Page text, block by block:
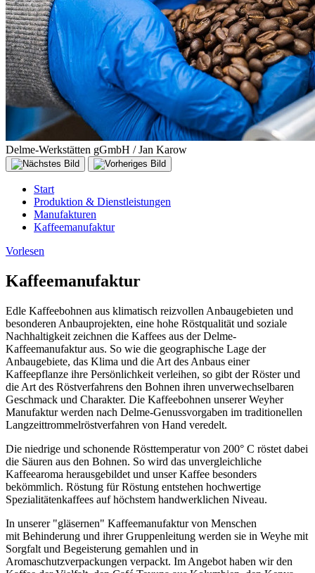
Delme-Werkstätten gGmbH / Jan Karow
Start
Produktion & Dienstleistungen
Manufakturen
Kaffeemanufaktur
Vorlesen
Kaffeemanufaktur
Edle Kaffeebohnen aus klimatisch reizvollen Anbaugebieten und
besonderen Anbauprojekten, eine hohe Röstqualität und soziale
Nachhaltigkeit zeichnen die Kaffees aus der Delme-
Kaffeemanufaktur aus. So wie die geographische Lage der
Anbaugebiete, das Klima und die Art des Anbaus einer
Kaffeepflanze ihre Persönlichkeit verleihen, so gibt der Röster und
die Art des Röstverfahrens den Bohnen ihren unverwechselbaren
Geschmack und Charakter. Die Kaffeebohnen unserer Weyher
Manufaktur werden nach Delme-Genussvorgaben im traditionellen
Langzeittrommelröstverfahren von Hand veredelt.
Die niedrige und schonende Rösttemperatur von 200° C röstet dabei
die Säuren aus den Bohnen. So wird das unvergleichliche
Kaffeearoma herausgebildet und unser Kaffee besonders
bekömmlich. Röstung für Röstung entstehen hochwertige
Spezialitätenkaffees auf höchstem handwerklichen Niveau.
In unserer "gläsernen" Kaffeemanufaktur von Menschen
mit Behinderung und ihrer Gruppenleitung werden sie in Weyhe mit
Sorgfalt und Begeisterung gemahlen und in
Aromaschutzverpackungen verpackt. Im Angebot haben wir den